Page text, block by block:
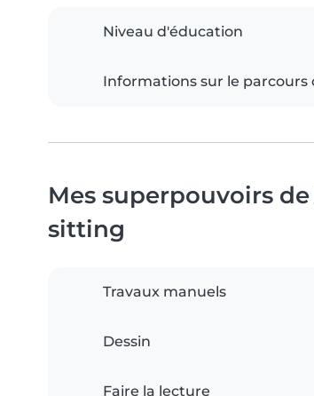
Niveau d'éducation
Informations sur le parcours
Mes superpouvoirs
sitting
Travaux manuels
Dessin
Faire la lecture